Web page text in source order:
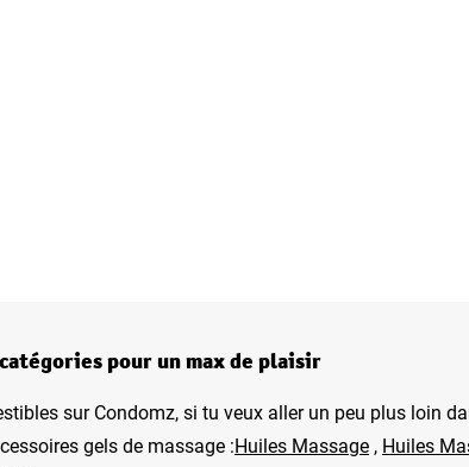
pour un max de plaisir
sur Condomz, si tu veux aller un peu plus loin
gels de massage :Huiles Massage, Huiles